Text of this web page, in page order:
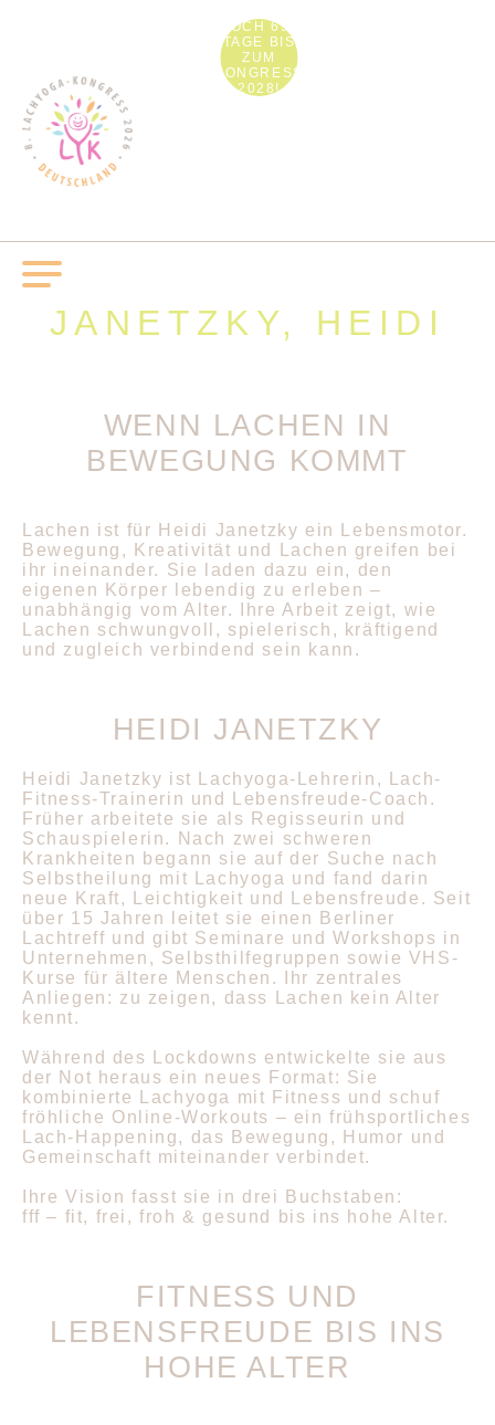
NOCH 691
TAGE BIS
ZUM
KONGRESS
2028!
JANETZKY, HEIDI
WENN LACHEN IN
BEWEGUNG KOMMT
Lachen ist für Heidi Janetzky ein Lebensmotor.
Bewegung, Kreativität und Lachen greifen bei
ihr ineinander. Sie laden dazu ein, den
eigenen Körper lebendig zu erleben –
unabhängig vom Alter. Ihre Arbeit zeigt, wie
Lachen schwungvoll, spielerisch, kräftigend
und zugleich verbindend sein kann.
HEIDI JANETZKY
Heidi Janetzky ist Lachyoga-Lehrerin, Lach-
Fitness-Trainerin und Lebensfreude-Coach.
Früher arbeitete sie als Regisseurin und
Schauspielerin. Nach zwei schweren
Krankheiten begann sie auf der Suche nach
Selbstheilung mit Lachyoga und fand darin
neue Kraft, Leichtigkeit und Lebensfreude. Seit
über 15 Jahren leitet sie einen Berliner
Lachtreff und gibt Seminare und Workshops in
Unternehmen, Selbsthilfegruppen sowie VHS-
Kurse für ältere Menschen. Ihr zentrales
Anliegen: zu zeigen, dass Lachen kein Alter
kennt.
Während des Lockdowns entwickelte sie aus
der Not heraus ein neues Format: Sie
kombinierte Lachyoga mit Fitness und schuf
fröhliche Online-Workouts – ein frühsportliches
Lach-Happening, das Bewegung, Humor und
Gemeinschaft miteinander verbindet.
Ihre Vision fasst sie in drei Buchstaben:
fff – fit, frei, froh & gesund bis ins hohe Alter.
FITNESS UND
LEBENSFREUDE BIS INS
HOHE ALTER